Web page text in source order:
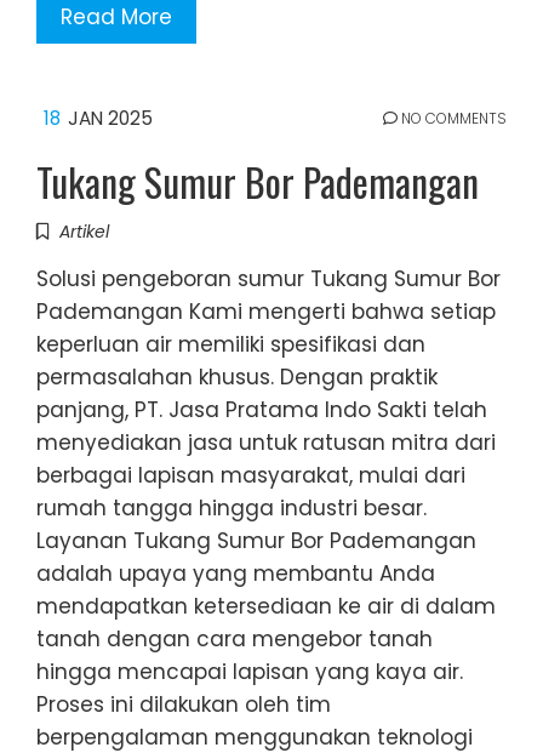
Read More
18 JAN 2025 NO COMMENTS
Tukang Sumur Bor Pademangan
Artikel
Solusi pengeboran sumur Tukang Sumur Bor
Pademangan Kami mengerti bahwa setiap
keperluan air memiliki spesifikasi dan
permasalahan khusus. Dengan praktik
panjang, PT. Jasa Pratama Indo Sakti telah
menyediakan jasa untuk ratusan mitra dari
berbagai lapisan masyarakat, mulai dari
rumah tangga hingga industri besar.
Layanan Tukang Sumur Bor Pademangan
adalah upaya yang membantu Anda
mendapatkan ketersediaan ke air di dalam
tanah dengan cara mengebor tanah
hingga mencapai lapisan yang kaya air.
Proses ini dilakukan oleh tim
berpengalaman menggunakan teknologi